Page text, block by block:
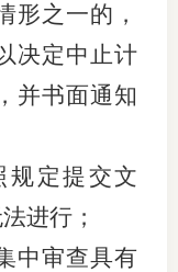
之一的，
决定中止计
并书面通知
规定提交文
进行；
中审查具有